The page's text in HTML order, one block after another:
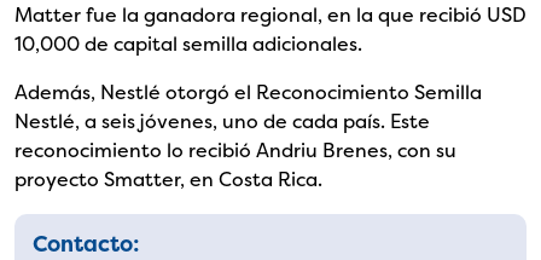
Matter fue la ganadora regional, en la que recibió USD
10,000 de capital semilla adicionales.
Además, Nestlé otorgó el Reconocimiento Semilla
Nestlé, a seis jóvenes, uno de cada país. Este
reconocimiento lo recibió Andriu Brenes, con su
proyecto Smatter, en Costa Rica.
Contacto: